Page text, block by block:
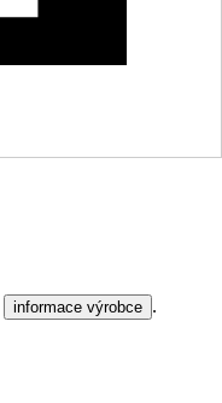
informace výrobce .